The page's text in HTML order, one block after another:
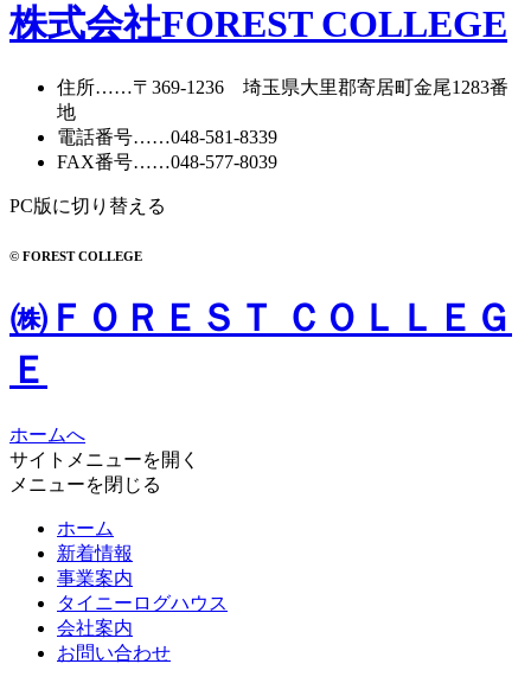
株式会社FOREST COLLEGE
住所……〒369-1236 埼玉県大里郡寄居町金尾1283番
地
電話番号……048-581-8339
FAX番号……048-577-8039
PC版に切り替える
© FOREST COLLEGE
㈱ＦＯＲＥＳＴ ＣＯＬＬＥＧ
Ｅ
ホームへ
サイトメニューを開く
メニューを閉じる
ホーム
新着情報
事業案内
タイニーログハウス
会社案内
お問い合わせ